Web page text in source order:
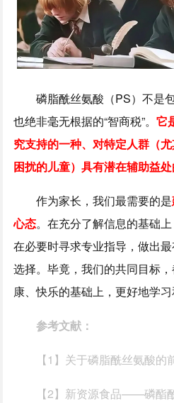
磷脂酰丝氨酸（PS）不是
也绝非毫无根据的“智商税”。它
究支持的一种、对特定人群（
困扰的儿童）具有潜在辅助益处
作为家长，我们最需要的是
心态。在充分了解信息的基础
在必要时寻求专业指导，做出
选择。毕竟，我们的共同目标
康、快乐的基础上，更好地学习
参考文献：
【1】关于磷脂酰丝氨酸
【2】新资源食品——磷酯